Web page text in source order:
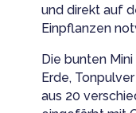
und direkt auf
Einpflanzen
Die bunten
Erde,
aus 20